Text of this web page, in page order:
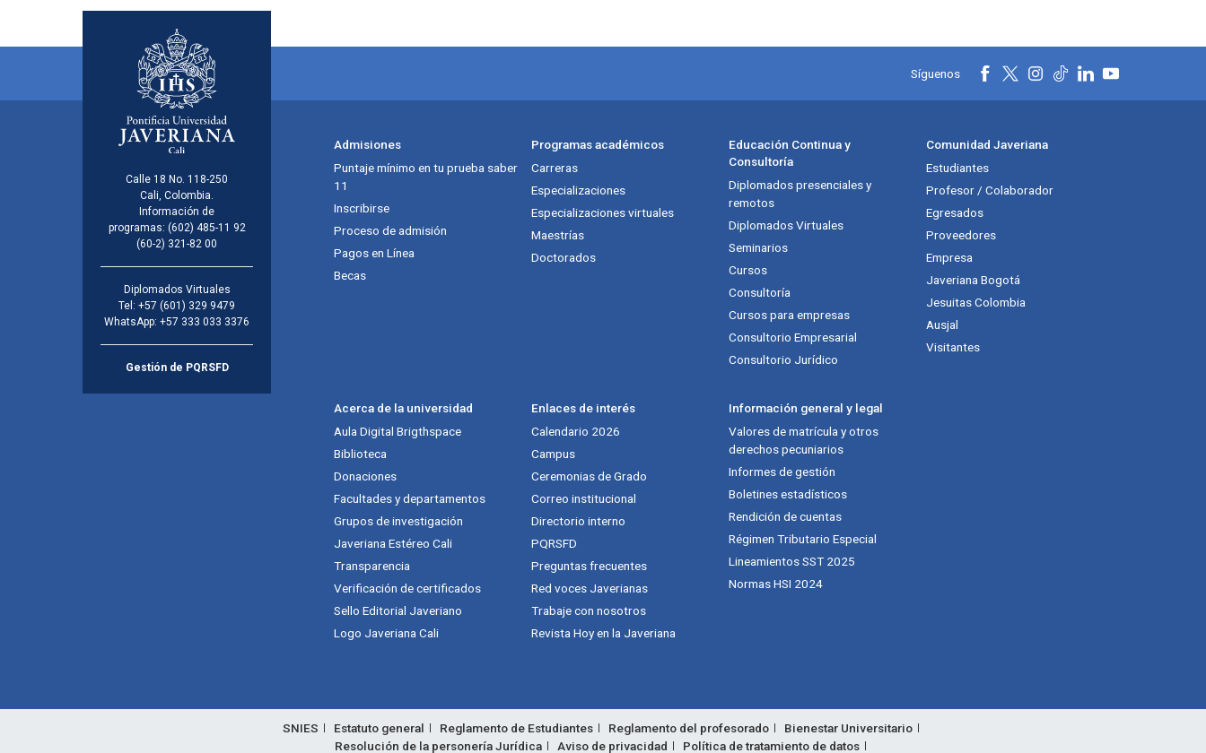
Calle 18 No. 118-250
Cali, Colombia.
Información de
programas: (602) 485-11 92
(60-2) 321-82 00
Diplomados Virtuales
Tel: +57 (601) 329 9479
WhatsApp: +57 333 033 3376
Gestión de PQRSFD
Síguenos
Admisiones
Puntaje mínimo en tu prueba saber
11
Inscribirse
Proceso de admisión
Pagos en Línea
Becas
Programas académicos
Carreras
Especializaciones
Especializaciones virtuales
Maestrías
Doctorados
Educación Continua y
Consultoría
Diplomados presenciales y
remotos
Diplomados Virtuales
Seminarios
Cursos
Consultoría
Cursos para empresas
Consultorio Empresarial
Consultorio Jurídico
Comunidad Javeriana
Estudiantes
Profesor / Colaborador
Egresados
Proveedores
Empresa
Javeriana Bogotá
Jesuitas Colombia
Ausjal
Visitantes
Acerca de la universidad
Aula Digital Brigthspace
Biblioteca
Donaciones
Facultades y departamentos
Grupos de investigación
Javeriana Estéreo Cali
Transparencia
Verificación de certificados
Sello Editorial Javeriano
Logo Javeriana Cali
Enlaces de interés
Calendario 2026
Campus
Ceremonias de Grado
Correo institucional
Directorio interno
PQRSFD
Preguntas frecuentes
Red voces Javerianas
Trabaje con nosotros
Revista Hoy en la Javeriana
Información general y legal
Valores de matrícula y otros
derechos pecuniarios
Informes de gestión
Boletines estadísticos
Rendición de cuentas
Régimen Tributario Especial
Lineamientos SST 2025
Normas HSI 2024
SNIES Estatuto general Reglamento de Estudiantes Reglamento del profesorado
Bienestar Universitario
Resolución de la personería Jurídica
Aviso de privacidad Política de tratamiento de datos